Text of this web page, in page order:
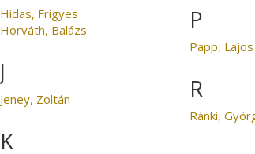
Hidas, Frigyes
Horváth, Balázs
J
Jeney, Zoltán
K
P
Papp, Lajos
R
Ránki,